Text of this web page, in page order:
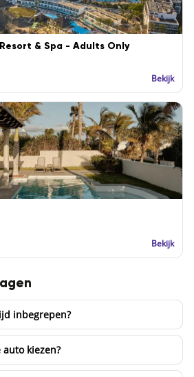
& Spa - Adults Only
Bekijk
Bekijk
inbegrepen?
kiezen?